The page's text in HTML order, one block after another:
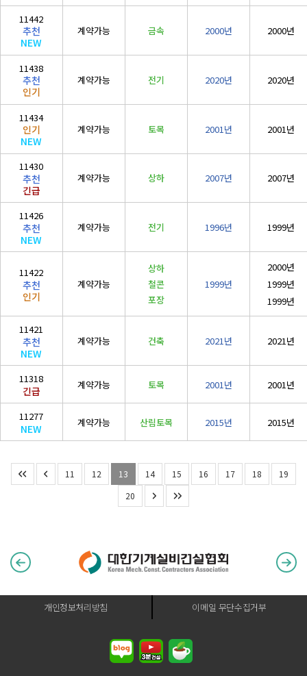
11442
추천
NEW
계약가능 금속 2000년 2000년
11438
추천
인기
계약가능 전기 2020년 2020년
11434
인기
NEW
계약가능 토목 2001년 2001년
11430
추천
긴급
계약가능 상하 2007년 2007년
11426
추천
NEW
계약가능 전기 1996년 1999년
11422
추천
인기
계약가능
상하
철콘
포장
1999년
2000년
1999년
1999년
11421
추천
NEW
계약가능 건축 2021년 2021년
11318
긴급 계약가능 토목 2001년 2001년
11277
NEW 계약가능 산림토목 2015년 2015년
11 12 13 14 15 16 17 18
19
20
개인정보처리방침 이메일 무단수집거부